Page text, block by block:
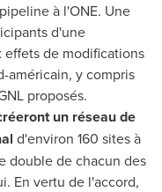
à l'ONE. Une
d'une
effets de modifications
américain, y compris
proposés.
un réseau de
d'environ 160 sites à
double de chacun des
En vertu de l'accord,